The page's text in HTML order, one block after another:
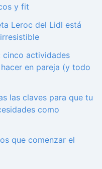
y fit
Leroc del Lidl está
cinco actividades
en pareja (y todo
las claves para que tu
como
que comenzar el